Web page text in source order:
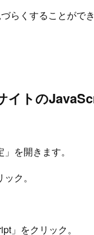
らくすることがで
イトの
を開きます。
ク。
」をクリック。